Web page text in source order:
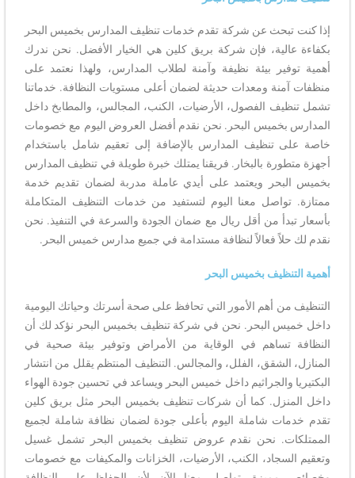
إذا كنت تبحث عن شركة تقدم خدمات تنظيف المدارس بخميس البحر
بكفاءة عالية، فإن شركة بريق كلين هي الخيار الأفضل. نحن ندرك
أهمية توفير بيئة نظيفة وآمنة لطلاب المدارس، ولهذا نعتمد على
منظفات آمنة ومعدات حديثة لضمان أعلى مستويات النظافة. خدماتنا
تشمل تنظيف الفصول، الأرضيات، الكنب، المجالس، والمطابخ داخل
المدارس بخميس البحر. نحن نقدم أفضل العروض اليوم مع خصومات
خاصة على تنظيف المدارس بالإضافة إلى تعقيم شامل باستخدام
أجهزة متطورة بالبخار. فريقنا يمتلك خبرة طويلة في تنظيف المدارس
بخميس البحر ويعتمد على أيدي عاملة مدربة لضمان تقديم خدمة
ممتازة. تواصل معنا اليوم لتستفيد من خدمات التنظيف المتكاملة
بأسعار تبدأ من أقل ريال مع ضمان الجودة والسرعة في التنفيذ. نحن
نقدم لك حلاً فعالاً لنظافة مستدامة في جميع مدارس خميس البحر.
أهمية التنظيف بخميس البحر
التنظيف من أهم الأمور التي تحافظ على صحة أسرتك وحياتك اليومية
داخل خميس البحر. نحن في شركة تنظيف بخميس البحر نؤكد لك أن
النظافة تساهم في الوقاية من الأمراض وتوفير بيئة صحية في
المنازل، الشقق، الفلل، والمجالس. التنظيف المنتظم يقلل من انتشار
البكتيريا والجراثيم داخل خميس البحر ويساعد في تحسين جودة الهواء
داخل المنزل. كما أن شركات تنظيف بخميس البحر مثل بريق كلين
تقدم خدمات شاملة اليوم بأعلى جودة لضمان نظافة شاملة لجميع
الممتلكات. نحن نقدم عروض تنظيف بخميس البحر تشمل غسيل
وتعقيم السجاد، الكنب، الأرضيات، الخزانات والمكيفات مع خصومات